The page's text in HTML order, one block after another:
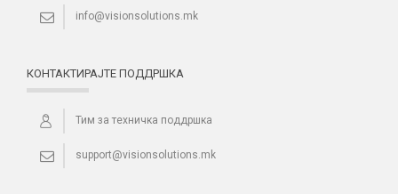
info@visionsolutions.mk
КОНТАКТИРАЈТЕ ПОДДРШКА
Тим за техничка поддршка
support@visionsolutions.mk